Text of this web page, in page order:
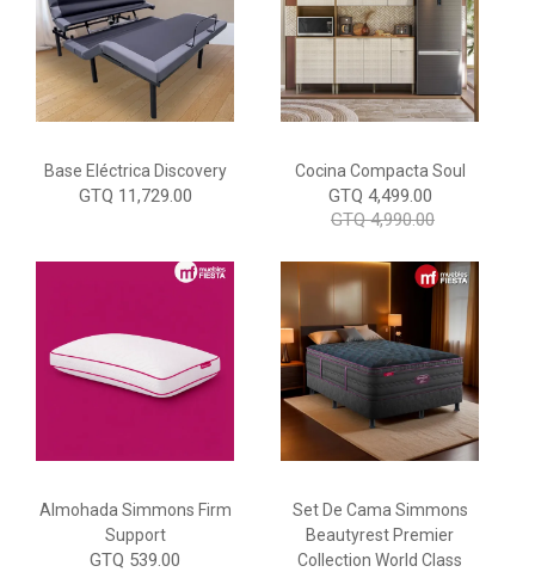
Base Eléctrica Discovery
GTQ 11,729.00
Cocina Compacta Soul
GTQ 4,499.00
GTQ 4,990.00
Almohada Simmons Firm
Support
GTQ 539.00
Set De Cama Simmons
Beautyrest Premier
Collection World Class